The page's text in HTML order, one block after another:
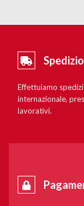
Effettuiamo
internazionale,
lavorativi.